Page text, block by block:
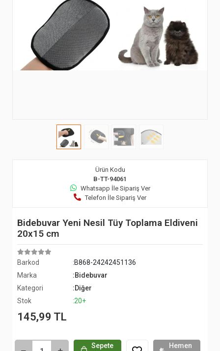
Ürün Kodu
B-TT-94061
Whatsapp İle Sipariş Ver
Telefon İle Sipariş Ver
Bidebuvar Yeni Nesil Tüy Toplama Eldiveni
20x15 cm
Barkod
:B868-24242451136
Marka
:Bidebuvar
Kategori
:Diğer
Stok
:20+
145,99 TL
Sepete
Hemen